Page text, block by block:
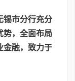
锡市分行充分
势，全面布局
金融，致力于